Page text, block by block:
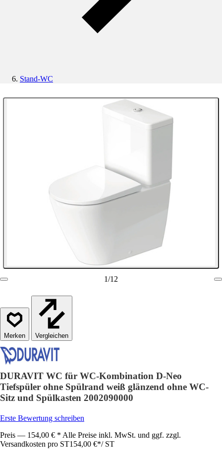
Stand-WC
1/12
Vergleichen
DURAVIT WC für WC-Kombination D-Neo
Tiefspüler ohne Spülrand weiß glänzend ohne WC-
Sitz und Spülkasten 2002090000
Erste Bewertung schreiben
Preis — 154,00 € * Alle Preise inkl. MwSt. und ggf. zzgl.
Versandkosten pro ST154,00 €*/ ST